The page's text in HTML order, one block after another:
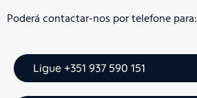
Poderá contactar-nos por telefone para:
Ligue +351 937 590 151